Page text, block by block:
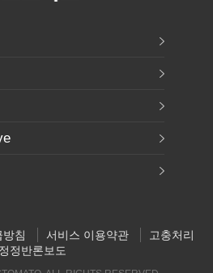
침 서비스 이용약관
고충처리
정정반론보도